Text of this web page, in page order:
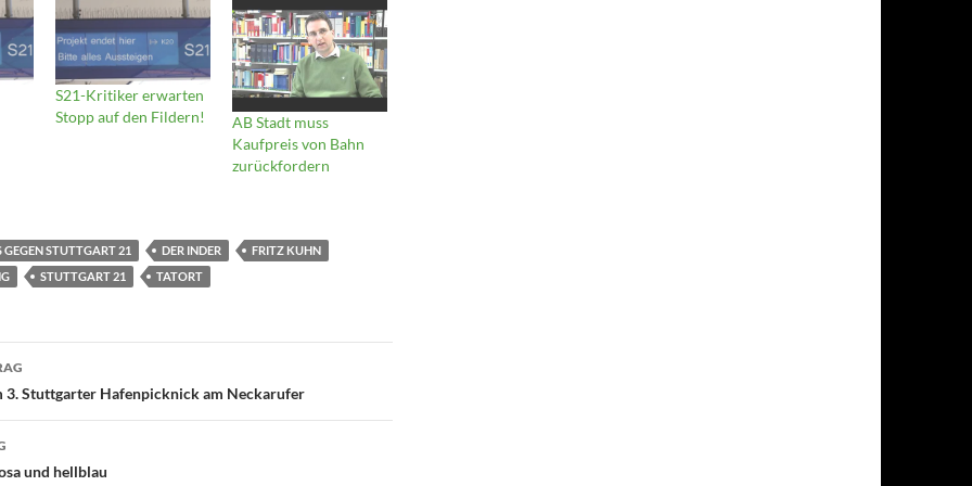
S21-Kritiker erwarten
Stopp auf den Fildern!
AB Stadt muss
Kaufpreis von Bahn
zurückfordern
STUTTGART 21 DER INDER
FRITZ KUHN
STUTTGART 21 TATORT
3. Stuttgarter Hafenpicknick am Neckarufer
und hellblau